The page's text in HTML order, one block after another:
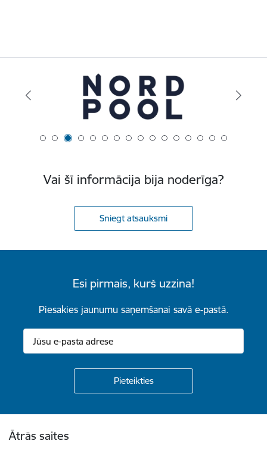
Vai šī informācija bija noderīga?
Sniegt atsauksmi
Esi pirmais, kurš uzzina!
Piesakies jaunumu saņemšanai savā e-pastā.
Ātrās saites